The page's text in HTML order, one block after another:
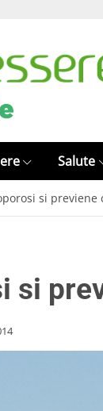
Salute
si
si